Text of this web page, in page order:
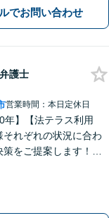
問題はお任せください
でお問い合わせ
弁護士
営業時間：本日定休日
年】【法テラス利用
れぞれの状況に合わ
をご提案します！緊
軽にお話しください。